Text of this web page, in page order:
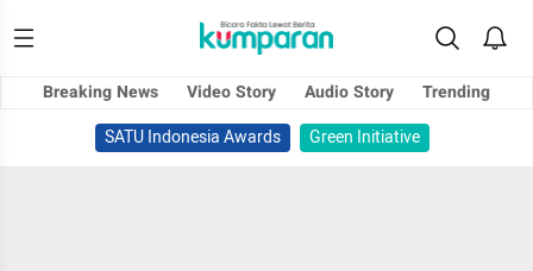
Breaking News Video Story Audio Story
Trending
SATU Indonesia Awards
Green Initiative